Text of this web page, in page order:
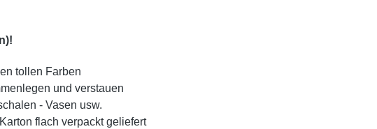
tollen Farben
und verstauen
- Vasen usw.
flach verpackt geliefert